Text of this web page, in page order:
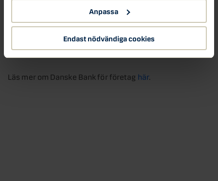
Anpassa
Endast nödvändiga cookies
Titta även på intervjun med Stefan Lagerqvist, VD på
Nick’s – sötsaker utan socker som tar världen med storm
Läs mer om Danske Bank för företag här.